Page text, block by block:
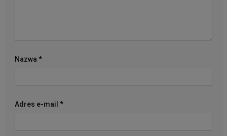
Nazwa *
Adres e-mail *